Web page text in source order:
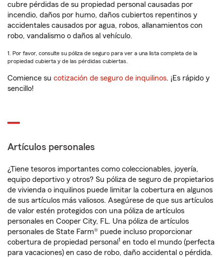
cubre pérdidas de su propiedad personal causadas por
incendio, daños por humo, daños cubiertos repentinos y
accidentales causados por agua, robos, allanamientos con
robo, vandalismo o daños al vehículo.
1. Por favor, consulte su póliza de seguro para ver a una lista completa de la
propiedad cubierta y de las pérdidas cubiertas.
Comience su cotización de seguro de inquilinos. ¡Es rápido y
sencillo!
Artículos personales
¿Tiene tesoros importantes como coleccionables, joyería,
equipo deportivo y otros? Su póliza de seguro de propietarios
de vivienda o inquilinos puede limitar la cobertura en algunos
de sus artículos más valiosos. Asegúrese de que sus artículos
de valor estén protegidos con una póliza de artículos
personales en Cooper City, FL. Una póliza de artículos
personales de State Farm® puede incluso proporcionar
cobertura de propiedad personal 1 en todo el mundo (perfecta
para vacaciones) en caso de robo, daño accidental o pérdida.